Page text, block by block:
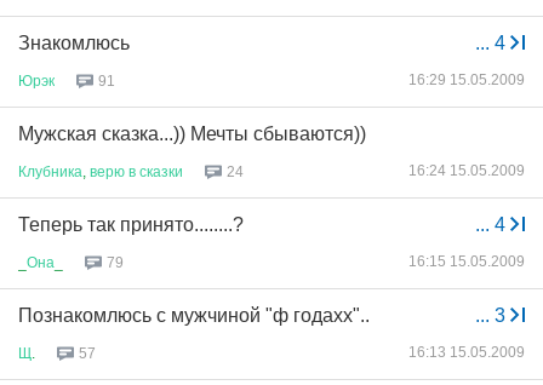
... 4
Знакомлюсь
Юрэк 91 16:29 15.05.2009
Мужская сказка...)) Мечты сбываются))
Клубника верю в сказки 24 16:24 15.05.2009
... 4
Теперь так принято........?
Она 79 16:15 15.05.2009
... 3
Познакомлюсь с мужчиной "ф годахх"..
Щ 57 16:13 15.05.2009